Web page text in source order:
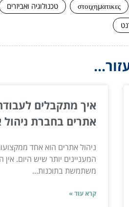
στοιχηματικες טכנולוגיה ואביזרים
איך מתקבלים
אתרים בחברת ניהול
ניהול אתרים הוא אחד
המעניינים יותר שיש היום.
משתמשת בתוכנות...
קרא עוד »